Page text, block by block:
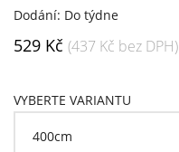
Dodání: Do týdne
529 Kč (437 Kč bez DPH)
VYBERTE VARIANTU